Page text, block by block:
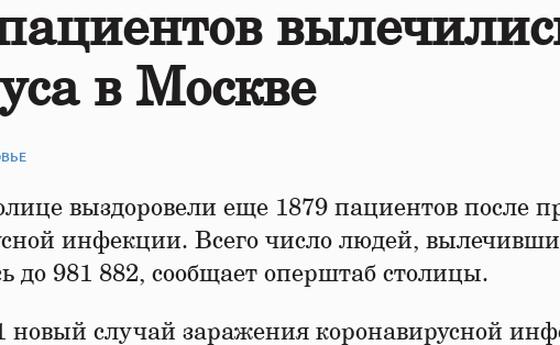
в Москве
выздоровели еще 1879 пациентов после
инфекции. Всего число людей,
до 981 882, сообщает оперштаб столицы.
новый случай заражения коронавирусной